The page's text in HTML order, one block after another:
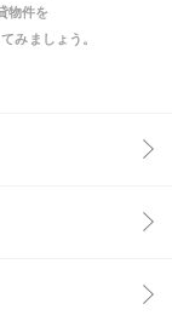
物件を
みましょう。